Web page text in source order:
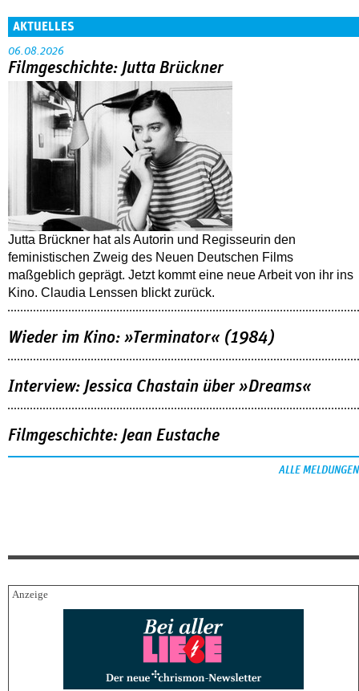
AKTUELLES
06.08.2026
Filmgeschichte: Jutta Brückner
Jutta Brückner hat als Autorin und Regisseurin den
feministischen Zweig des Neuen Deutschen Films
maßgeblich geprägt. Jetzt kommt eine neue Arbeit von ihr ins
Kino. Claudia Lenssen blickt zurück.
Wieder im Kino: »Terminator« (1984)
Interview: Jessica Chastain über »Dreams«
Filmgeschichte: Jean Eustache
ALLE MELDUNGEN